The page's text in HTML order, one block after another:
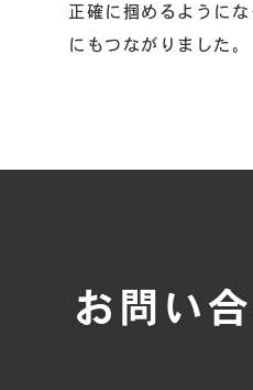
正確に掴めるように
にもつながりました。
お問い